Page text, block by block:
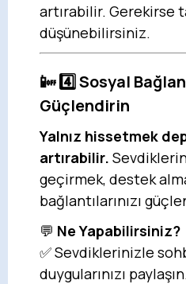
artırabilir. Gerekirse
düşünebilirsiniz.
📴 4️⃣ Sosyal
Güçlendirin
Yalnız hissetmek
artırabilir.
geçirmek, destek
bağlantılarınızı
💬 Ne Yapabilirsiniz?
✅ Sevdiklerinizle
duygularınızı